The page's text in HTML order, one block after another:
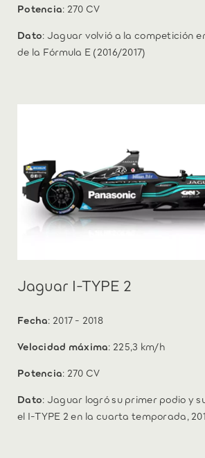
Potencia: 270 CV
Dato: Jaguar volvió a la competición
de la Fórmula E (2016/2017)
Jaguar I-TYPE 2
Fecha: 2017 - 2018
Velocidad máxima: 225,3 km/h
Potencia: 270 CV
Dato: Jaguar logró su primer podio y
el I-TYPE 2 en la cuarta temporada,